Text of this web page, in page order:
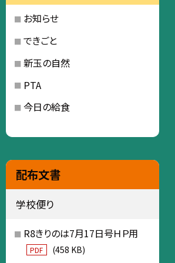
お知らせ
できごと
新玉の自然
PTA
今日の給食
配布文書
学校便り
R8きりのは7月17日号ＨＰ用
PDF (458 KB)